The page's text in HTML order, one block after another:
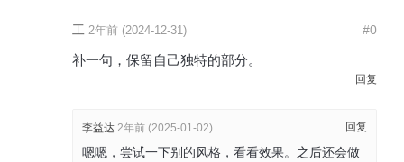
工 2年前 (2024-12-31) #0
补一句，保留自己独特的部分。
回复
李益达 2年前 (2025-01-02)
嗯嗯，尝试一下别的风格，看看效果。之后还会做
回复